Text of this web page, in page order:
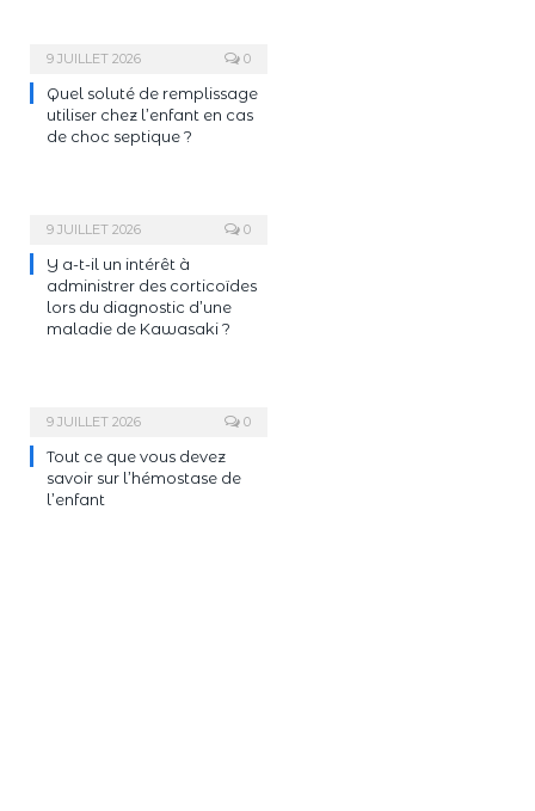
9 JUILLET 2026 0
Quel soluté de remplissage
utiliser chez l’enfant en cas
de choc septique ?
9 JUILLET 2026 0
Y a-t-il un intérêt à
administrer des corticoïdes
lors du diagnostic d’une
maladie de Kawasaki ?
9 JUILLET 2026 0
Tout ce que vous devez
savoir sur l’hémostase de
l’enfant